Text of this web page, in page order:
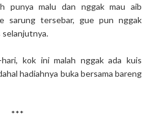
punya malu dan nggak mau aib
sarung tersebar, gue pun nggak
selanjutnya.
kok ini malah nggak ada kuis
hadiahnya buka bersama bareng
***